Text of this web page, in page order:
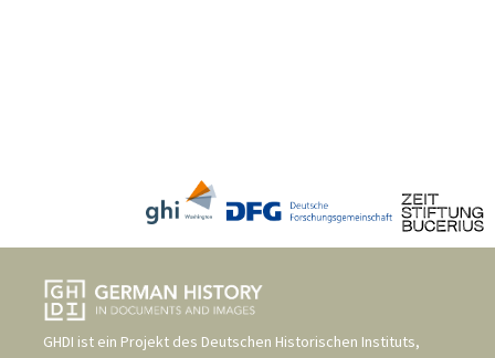
GHDI ist ein Projekt des Deutschen Historischen Instituts,